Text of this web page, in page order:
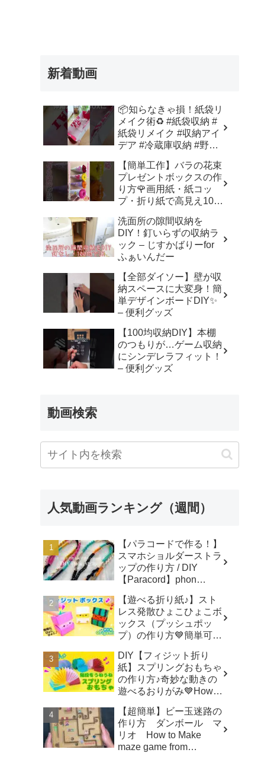
新着動画
📦知らなきゃ損！紙袋リ
メイク術♻️ #紙袋収納 #
紙袋リメイク #収納アイ
デア #冷蔵庫収納 #野菜
【簡単工作】バラの花束
プレゼントボックスの作
り方🌹画用紙・紙コッ
プ・折り紙で高見え100
寧！子供からシニアのレ
クリエーション／How to
make a rose – 簡単結び
方辞典 / How to tie
洗面所の隙間収納を
DIY！釘いらずの収納ラ
ック – じすかばりーfor
ふぁいんだー
【全部ダイソー】壁が収
納スペースに大変身！簡
単デザインボードDIY✨
– 便利グッズ
【100均収納DIY】本棚
のつもりが…ゲーム収納
にシンデレラフィット！
– 便利グッズ
動画検索
人気動画ランキング（週間）
【パラコードで作る！】
スマホショルダーストラ
ップの作り方 / DIY
【Paracord】phon
Macrame traveler Hikaru
【遊べる折り紙♪】スト
レス発散ひょこひょこボ
ックス（プッシュポッ
プ）の作り方💙簡単可愛
made from origami (Pop-
it) 종이 접기로 만드는 팝
잇 - SodaCatOrigami 楽
しい折り紙♪
DIY【フィジット折り
紙】スプリングおもちゃ
の作り方♪奇妙な動きの
遊べるおりがみ💙How to
Origami -
SodaCatOrigami 楽しい
折り紙♪
【超簡単】ビー玉迷路の
作り方 ダンボール マ
リオ How to Make
maze game from